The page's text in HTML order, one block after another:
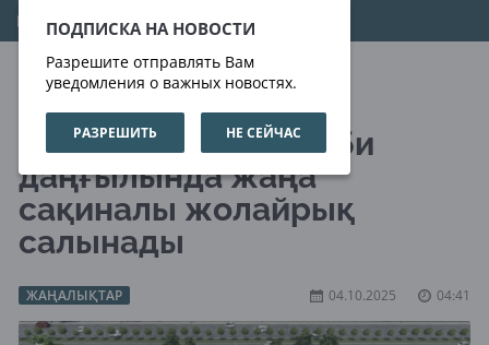
ПОДПИСКА НА НОВОСТИ
Разрешите отправлять Вам
уведомления о важных новостях.
РАЗРЕШИТЬ НЕ СЕЙЧАС
09.08.2026 07:01:35
Алматыда Әл-Фараби
даңғылында жаңа
сақиналы жолайрық
салынады
ЖАҢАЛЫҚТАР 04.10.2025 04:41